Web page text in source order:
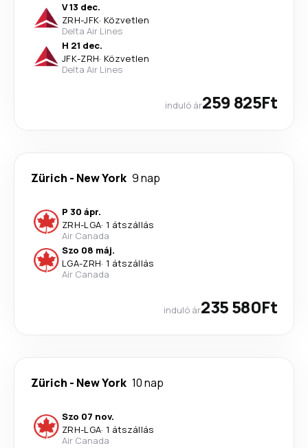
V 13 dec.
ZRH-JFK· Közvetlen
Delta Air Lines
H 21 dec.
JFK-ZRH· Közvetlen
Delta Air Lines
induló ár259 825Ft
Zürich - New York 9 nap
P 30 ápr.
ZRH-LGA· 1 átszállás
Air Canada
Szo 08 máj.
LGA-ZRH· 1 átszállás
Air Canada
induló ár235 580Ft
Zürich - New York 10 nap
Szo 07 nov.
ZRH-LGA· 1 átszállás
Air Canada